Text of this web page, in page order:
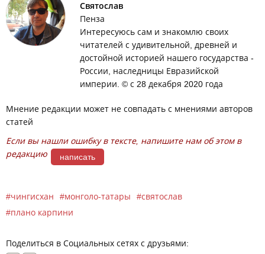
Святослав
Пенза
Интересуюсь сам и знакомлю своих
читателей с удивительной, древней и
достойной историей нашего государства -
России, наследницы Евразийской
империи. © с 28 декабря 2020 года
Мнение редакции может не совпадать с мнениями авторов
статей
Если вы нашли ошибку в тексте, напишите нам об этом в
редакцию
написать
чингисхан монголо-татары
святослав
плано карпини
Поделиться в Социальных сетях с друзьями: